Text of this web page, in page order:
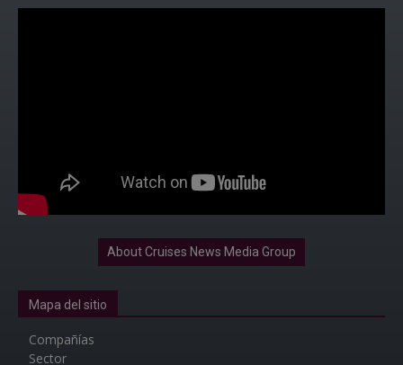
About Cruises News Media Group
Mapa del sitio
Compañías
Sector